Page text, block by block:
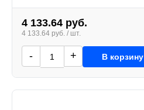
4 133.64 руб.
4 133.64 руб. / шт.
- + В корзину